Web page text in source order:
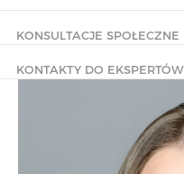
KONSULTACJE SPOŁECZNE
KONTAKTY DO EKSPERTÓW